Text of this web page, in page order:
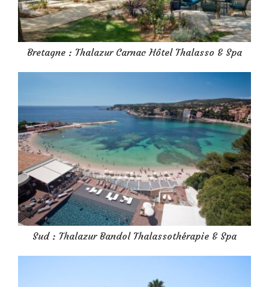
Bretagne : Thalazur Carnac Hôtel Thalasso & Spa
Sud : Thalazur Bandol Thalassothérapie & Spa